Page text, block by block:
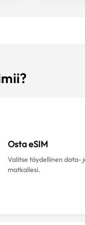
Osta eSIM
Valitse täydellinen data-
matkallesi.